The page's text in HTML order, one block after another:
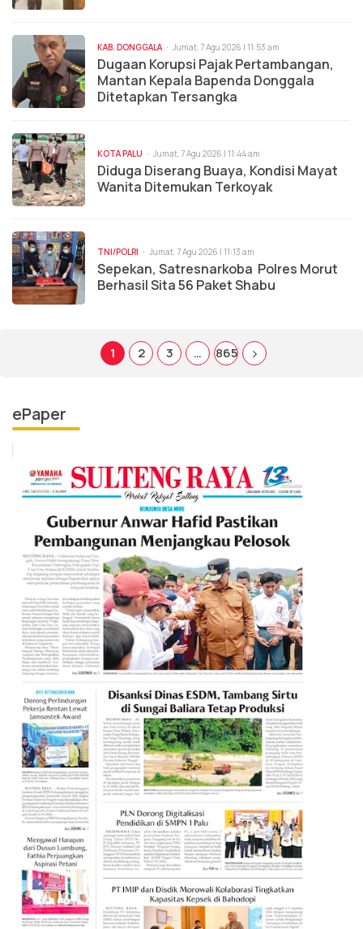
KAB. DONGGALA Jumat, 7 Agu 2026 | 11:53 am
Dugaan Korupsi Pajak Pertambangan,
Mantan Kepala Bapenda Donggala
Ditetapkan Tersangka
KOTA PALU Jumat, 7 Agu 2026 | 11:44 am
Diduga Diserang Buaya, Kondisi Mayat
Wanita Ditemukan Terkoyak
TNI/POLRI Jumat, 7 Agu 2026 | 11:13 am
Sepekan, Satresnarkoba Polres Morut
Berhasil Sita 56 Paket Shabu
1 2 3 … 865
ePaper